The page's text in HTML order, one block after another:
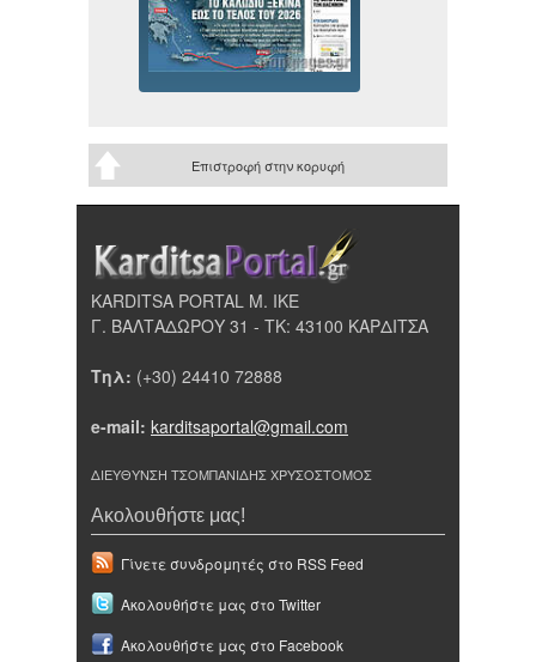
Επιστροφή στην κορυφή
KARDITSA PORTAL Μ. ΙΚΕ
Γ. ΒΑΛΤΑΔΩΡΟΥ 31 - ΤΚ: 43100 ΚΑΡΔΙΤΣΑ
Τηλ: (+30) 24410 72888
e-mail: karditsaportal@gmail.com
ΔΙΕΥΘΥΝΣΗ ΤΣΟΜΠΑΝΙΔΗΣ ΧΡΥΣΟΣΤΟΜΟΣ
Ακολουθήστε μας!
Γίνετε συνδρομητές στο RSS Feed
Ακολουθήστε μας στο Twitter
Ακολουθήστε μας στο Facebook